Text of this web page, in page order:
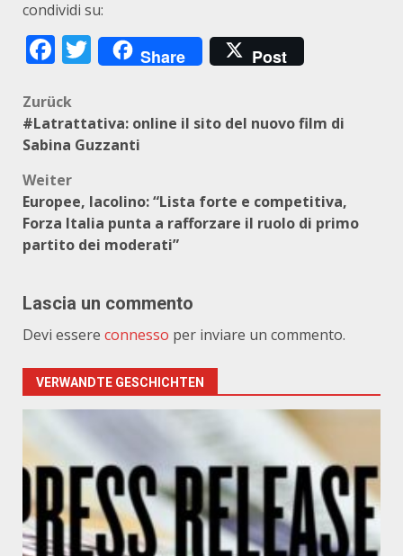
condividi su:
Facebook
Twitter
Share Post
Beitragsnavigation
Zurück
#Latrattativa: online il sito del nuovo film di
Sabina Guzzanti
Weiter
Europee, Iacolino: “Lista forte e competitiva,
Forza Italia punta a rafforzare il ruolo di primo
partito dei moderati”
Lascia un commento
Devi essere connesso per inviare un commento.
VERWANDTE GESCHICHTEN